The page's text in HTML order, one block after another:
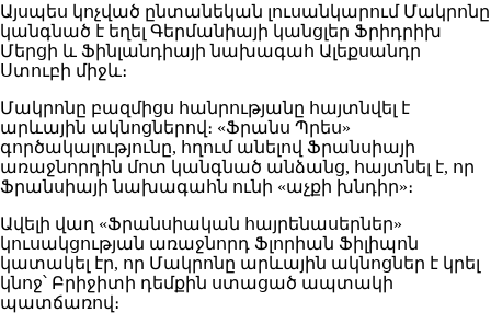
Այսպես կոչված ընտանեկան լուսանկարում Մակրոնը
կանգնած է եղել Գերմանիայի կանցլեր Ֆրիդրիխ
Մերցի և Ֆինլանդիայի նախագահ Ալեքսանդր
Ստուբի միջև։
Մակրոնը բազմիցս հանրությանը հայտնվել է
արևային ակնոցներով։ «Ֆրանս Պրես»
գործակալությունը, հղում անելով Ֆրանսիայի
առաջնորդին մոտ կանգնած անձանց, հայտնել է, որ
Ֆրանսիայի նախագահն ունի «աչքի խնդիր»։
Ավելի վաղ «Ֆրանսիական հայրենասերներ»
կուսակցության առաջնորդ Ֆլորիան Ֆիլիպոն
կատակել էր, որ Մակրոնը արևային ակնոցներ է կրել
կնոջ՝ Բրիջիտի դեմքին ստացած ապտակի
պատճառով։